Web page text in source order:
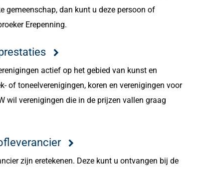
gemeenschap, dan kunt u deze persoon of
Erepenning.
actief op het gebied van kunst en
of toneelverenigingen, koren en verenigingen voor
wil verenigingen die in de prijzen vallen graag
zijn eretekenen. Deze kunt u ontvangen bij de